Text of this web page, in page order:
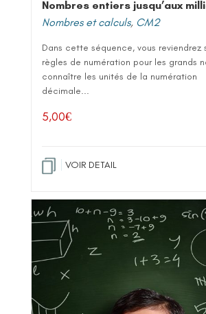
Nombres entiers jusqu’aux
Nombres et calculs, CM2
Dans cette séquence, vous reviendrez
règles de numération pour les grands
connaître les unités de la numération
décimale...
5,00€
VOIR DETAIL